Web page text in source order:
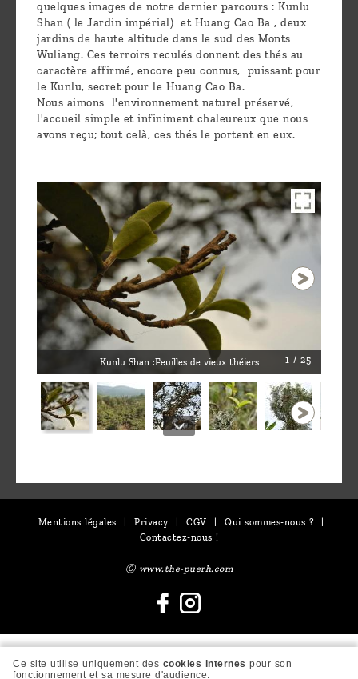
quelques images de notre dernier parcours : Kunlu
Shan ( le Jardin impérial) et Huang Cao Ba , deux
jardins de haute altitude dans le sud des Monts
Wuliang. Ces terroirs reculés donnent des thés au
caractère affirmé, encore peu connus, puissant pour
le Kunlu, secret pour le Huang Cao Ba.
Nous aimons l'environnement naturel préservé,
l'accueil simple et infiniment chaleureux que nous
avons reçu; tout celà, ces thés le portent en eux.
Kunlu Shan :Feuilles de vieux théiers 1 / 25
Mentions légales Privacy CGV Qui sommes-nous ?
Contactez-nous !
Ⓒ www.the-puerh.com
Ce site utilise uniquement des cookies internes pour son
fonctionnement et sa mesure d'audience.